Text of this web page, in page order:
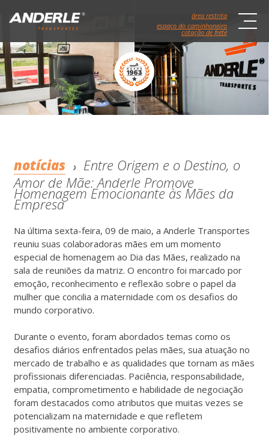
espaço do caminhoneiro
cotação de frete
área restrita
notícias
Entre Origem e o Destino, o
Amor de Mãe: Anderle Promove
Homenagem Emocionante às Mães da
Empresa
Na última sexta-feira, 09 de maio, a Anderle Transportes
reuniu suas colaboradoras mães em um momento
especial de homenagem ao Dia das Mães, realizado na
sala de reuniões da matriz. O encontro foi marcado por
emoção, reconhecimento e reflexão sobre o papel da
mulher que concilia a maternidade com os desafios do
mundo corporativo.
Durante o evento, foram abordados temas como os
desafios diários enfrentados pelas mães, sua atuação no
mercado de trabalho e as qualidades que tornam as mães
profissionais diferenciadas. Paciência, responsabilidade,
empatia, comprometimento e habilidade de negociação
foram destacados como atributos que muitas vezes se
potencializam na maternidade e que refletem
positivamente no ambiente corporativo.